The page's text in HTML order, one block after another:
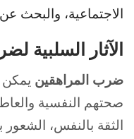
الاجتماعية، والبحث
الآثار السلبية
ضرب المراهقين يمكن
صحتهم النفسية
الثقة بالنفس،